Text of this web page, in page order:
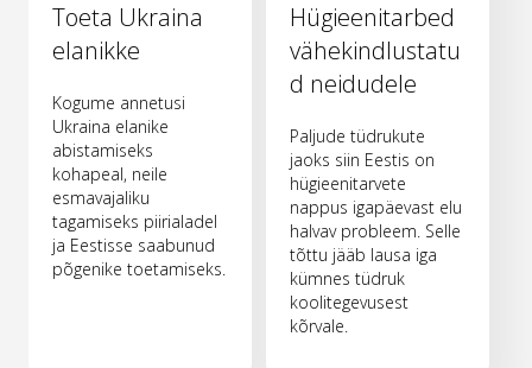
Toeta Ukraina
elanikke
Kogume annetusi
Ukraina elanike
abistamiseks
kohapeal, neile
esmavajaliku
tagamiseks piirialadel
ja Eestisse saabunud
põgenike toetamiseks.
Hügieenitarbed
vähekindlustatu
d neidudele
Paljude tüdrukute
jaoks siin Eestis on
hügieenitarvete
nappus igapäevast elu
halvav probleem. Selle
tõttu jääb lausa iga
kümnes tüdruk
koolitegevusest
kõrvale.